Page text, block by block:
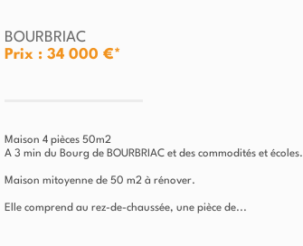
BOURBRIAC
Prix : 34 000 €*
Maison 4 pièces 50m2
A 3 min du Bourg de BOURBRIAC et des commodités et écoles.
Maison mitoyenne de 50 m2 à rénover.
Elle comprend au rez-de-chaussée, une pièce de...